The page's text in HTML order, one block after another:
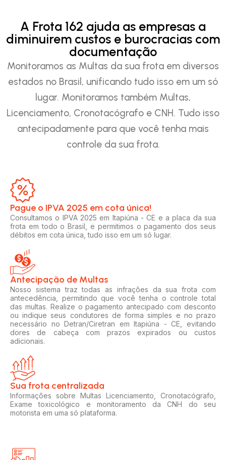
A Frota 162 ajuda as empresas a
diminuirem custos e burocracias com
documentação
Monitoramos as Multas da sua frota em diversos
estados no Brasil, unificando tudo isso em um só
lugar. Monitoramos também Multas,
Licenciamento, Cronotacógrafo e CNH. Tudo isso
antecipadamente para que você tenha mais
controle da sua frota.
Pague o IPVA 2025 em cota única!​
Consultamos o IPVA 2025 em Itapiúna - CE e a placa da sua
frota em todo o Brasil, e permitimos o pagamento dos seus
débitos em cota única, tudo isso em um só lugar.
Antecipação de Multas
Nosso sistema traz todas as infrações da sua frota com
antecedência, permitindo que você tenha o controle total
das multas. Realize o pagamento antecipado com desconto
ou indique seus condutores de forma simples e no prazo
necessário no Detran/Ciretran em Itapiúna - CE, evitando
dores de cabeça com prazos expirados ou custos
adicionais.
Sua frota centralizada​
Informações sobre Multas Licenciamento, Cronotacógrafo,
Exame toxicológico e monitoramento da CNH do seu
motorista em uma só plataforma.